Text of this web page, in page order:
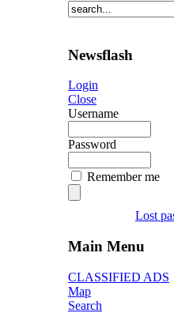
Newsflash
Login
Close
Username
Password
Remember me
Lost
Main Menu
CLASSIFIED ADS
Map
Search